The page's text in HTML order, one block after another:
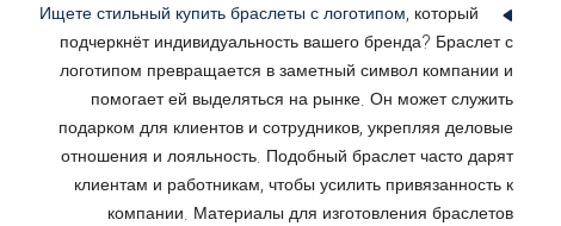
Ищете стильный купить браслеты с логотипом, который
подчеркнёт индивидуальность вашего бренда? Браслет с
логотипом превращается в заметный символ компании и
помогает ей выделяться на рынке. Он может служить
подарком для клиентов и сотрудников, укрепляя деловые
отношения и лояльность. Подобный браслет часто дарят
клиентам и работникам, чтобы усилить привязанность к
компании. Материалы для изготовления браслетов